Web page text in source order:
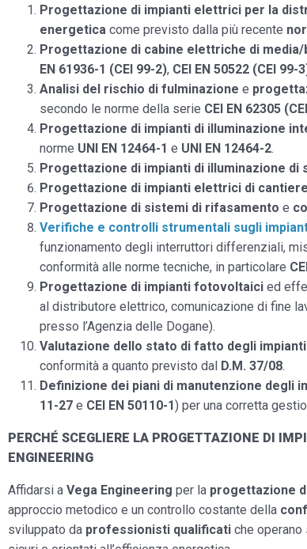
Progettazione di impianti elettrici per la
energetica come previsto dalla più recente
Progettazione di cabine elettriche di
EN 61936-1 (CEI 99-2), CEI EN 50522 (CEI 99-
Analisi del rischio di fulminazione e
secondo le norme della serie CEI EN 62305
Progettazione di impianti di illuminazione
norme UNI EN 12464-1 e UNI EN 12464-2.
Progettazione di impianti di illuminazione di
Progettazione di impianti elettrici di cantiere
Progettazione di sistemi di rifasamento e
Verifiche e controlli strumentali sugli
funzionamento degli interruttori differenziali,
conformità alle norme tecniche, in particolare
Progettazione di impianti fotovoltaici ed
al distributore elettrico, comunicazione di fine
presso l’Agenzia delle Dogane).
Valutazione dello stato di fatto degli
conformità a quanto previsto dal D.M. 37/08.
Definizione dei piani di manutenzione degli
11-27 e CEI EN 50110-1) per una corretta
PERCHÉ SCEGLIERE LA PROGETTAZIONE DI
ENGINEERING
Affidarsi a Vega Engineering per la progettazione
approccio metodico e un controllo costante della
sviluppato da professionisti qualificati che operano